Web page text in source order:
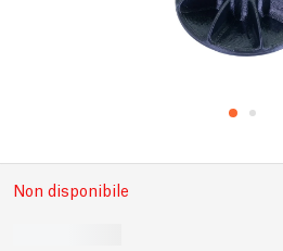
Non disponibile